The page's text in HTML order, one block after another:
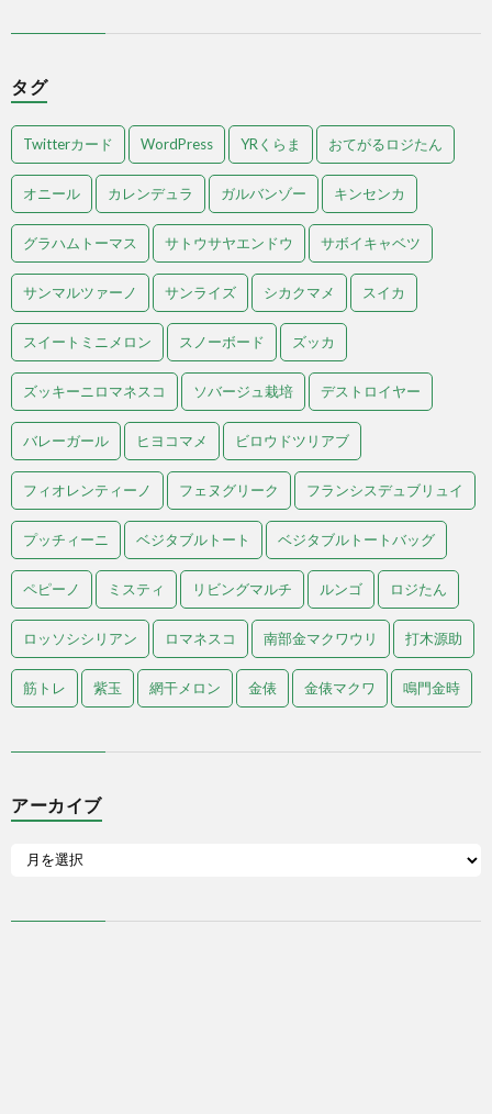
タグ
Twitterカード WordPress YRくらま おてがるロジたん
オニール カレンデュラ ガルバンゾー キンセンカ
グラハムトーマス サトウサヤエンドウ サボイキャベツ
サンマルツァーノ サンライズ シカクマメ スイカ
スイートミニメロン スノーボード ズッカ
ズッキーニロマネスコ ソバージュ栽培 デストロイヤー
バレーガール ヒヨコマメ ビロウドツリアブ
フィオレンティーノ フェヌグリーク フランシスデュブリュイ
プッチィーニ ベジタブルトート ベジタブルトートバッグ
ペピーノ ミスティ リビングマルチ ルンゴ ロジたん
ロッソシシリアン ロマネスコ 南部金マクワウリ 打木源助
筋トレ 紫玉 網干メロン 金俵 金俵マクワ 鳴門金時
アーカイブ